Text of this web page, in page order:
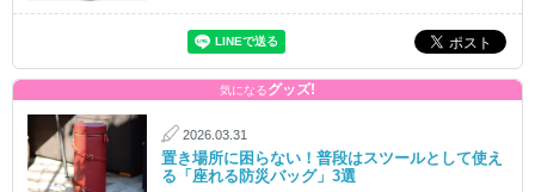
気になるグッズ!
2026.03.31
置き場所に困らない！普段はスツールとして使え
る「座れる防災バッグ」3選